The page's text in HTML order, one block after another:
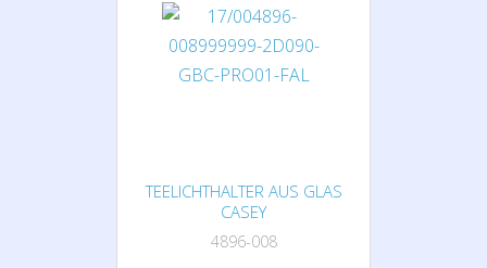
TEELICHTHALTER AUS GLAS
CASEY
4896-008